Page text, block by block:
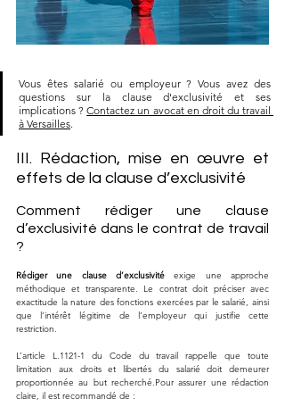
Vous êtes salarié ou employeur ? Vous avez des
questions sur la clause d'exclusivité et ses
implications ? Contactez un avocat en droit du travail
à Versailles.
III. Rédaction, mise en œuvre et
effets de la clause d’exclusivité
Comment rédiger une clause
d’exclusivité dans le contrat de travail
?
Rédiger une clause d’exclusivité exige une approche
méthodique et transparente. Le contrat doit préciser avec
exactitude la nature des fonctions exercées par le salarié, ainsi
que l’intérêt légitime de l’employeur qui justifie cette
restriction.
L’article L.1121-1 du Code du travail rappelle que toute
limitation aux droits et libertés du salarié doit demeurer
proportionnée au but recherché.Pour assurer une rédaction
claire, il est recommandé de :